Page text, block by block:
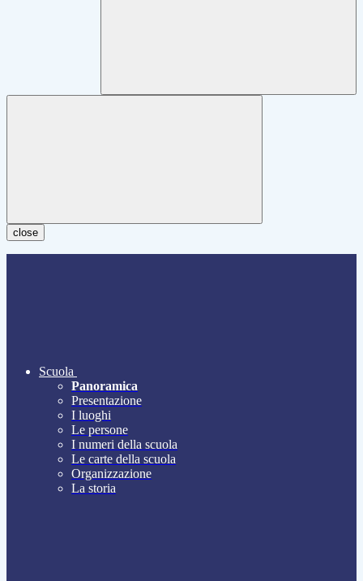
close
Scuola
Panoramica
Presentazione
I luoghi
Le persone
I numeri della scuola
Le carte della scuola
Organizzazione
La storia